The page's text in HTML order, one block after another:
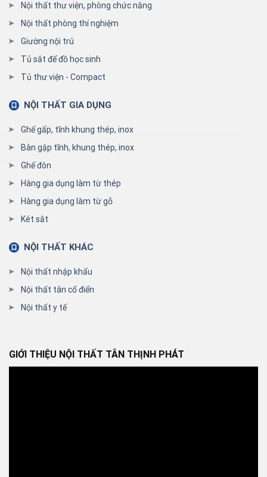
Nội thất thư viện, phòng chức năng
Nội thất phòng thí nghiệm
Giường nội trú
Tủ sắt để đồ học sinh
Tủ thư viện - Compact
NỘI THẤT GIA DỤNG
Ghế gấp, tĩnh khung thép, inox
Bàn gập tĩnh, khung thép, inox
Ghế đôn
Hàng gia dụng làm từ thép
Hàng gia dụng làm từ gỗ
Két sắt
NỘI THẤT KHÁC
Nội thất nhập khẩu
Nội thất tân cổ điển
Nội thất y tế
GIỚI THIỆU NỘI THẤT TÂN THỊNH PHÁT